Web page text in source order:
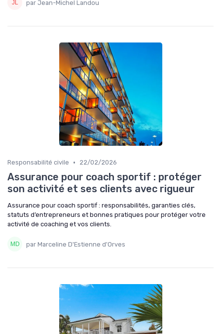
par Jean-Michel Landou
Responsabilité civile • 22/02/2026
Assurance pour coach sportif : protéger
son activité et ses clients avec rigueur
Assurance pour coach sportif : responsabilités, garanties clés,
statuts d’entrepreneurs et bonnes pratiques pour protéger votre
activité de coaching et vos clients.
par Marceline D'Estienne d'Orves